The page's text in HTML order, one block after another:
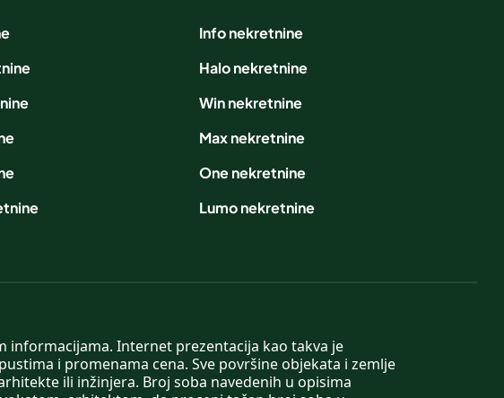
informacijama. Internet prezentacija kao takva je
i promenama cena. Sve površine objekata i zemlje
ili inžinjera. Broj soba navedenih u opisima
Info nekretnine
Halo nekretnine
Win nekretnine
Max nekretnine
One nekretnine
Lumo nekretnine